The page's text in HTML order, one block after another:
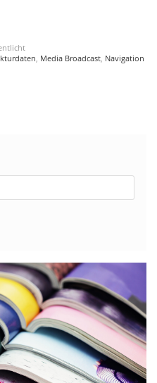
, Media Broadcast, Navigation